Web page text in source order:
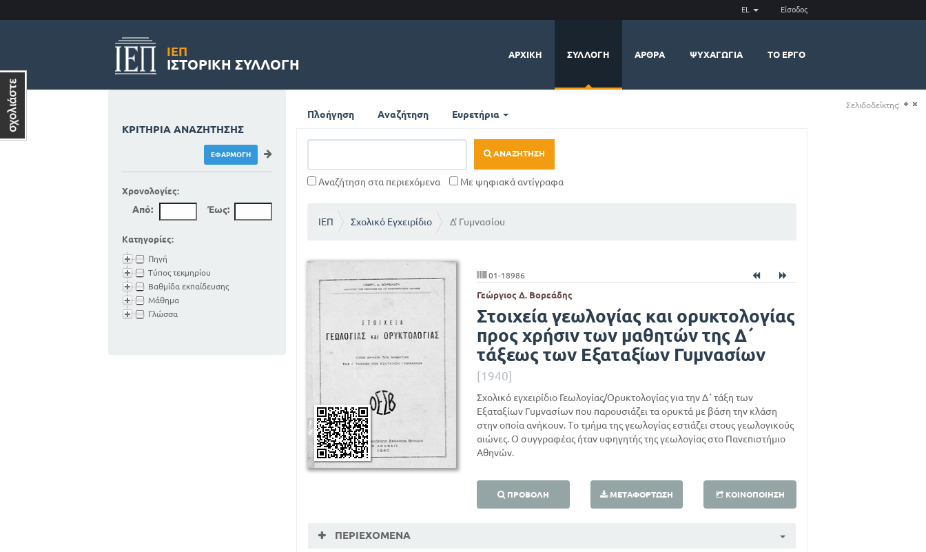
EL Είσοδος
ΙΕΠ
ΙΣΤΟΡΙΚΉ ΣΥΛΛΟΓΉ
ΑΡΧΙΚΉ ΣΥΛΛΟΓΉ ΆΡΘΡΑ ΨΥΧΑΓΩΓΊΑ ΤΟ ΈΡΓΟ
Πλοήγηση Αναζήτηση Ευρετήρια
ΑΝΑΖΉΤΗΣΗ
Αναζήτηση στα περιεχόμενα Με ψηφιακά αντίγραφα
ΙΕΠ Σχολικό Εγχειρίδιο Δ' Γυμνασίου
01-18986
Γεώργιος Δ. Βορεάδης
Στοιχεία γεωλογίας και ορυκτολογίας
προς χρήσιν των μαθητών της Δ΄
τάξεως των Εξαταξίων Γυμνασίων
[1940]
Σχολικό εγχειρίδιο Γεωλογίας/Ορυκτολογίας για την Δ΄ τάξη των
Εξαταξίων Γυμνασίων που παρουσιάζει τα ορυκτά με βάση την κλάση
στην οποία ανήκουν. Το τμήμα της γεωλογίας εστιάζει στους γεωλογικούς
αιώνες. Ο συγγραφέας ήταν υφηγητής της γεωλογίας στο Πανεπιστήμιο
Αθηνών.
ΠΡΟΒΟΛΉ ΜΕΤΑΦΌΡΤΩΣΗ ΚΟΙΝΟΠΟΊΗΣΗ
ΠΕΡΙΕΧΌΜΕΝΑ
ΚΡΙΤΉΡΙΑ ΑΝΑΖΉΤΗΣΗΣ
Χρονολογίες:
Από: Έως:
Κατηγορίες:
Πηγή
Τύπος τεκμηρίου
Βαθμίδα εκπαίδευσης
Μάθημα
Γλώσσα
Σελιδοδείκτης: